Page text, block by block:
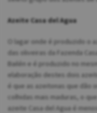
Azeite Casa del Agua
O lagar onde é produzido o
das oliveiras da Fazenda
Bailén e é produzido no
elaboração destes dois
é que as azeitonas que dão
colhidas mais maduras, o
azeite Casa del Agua é